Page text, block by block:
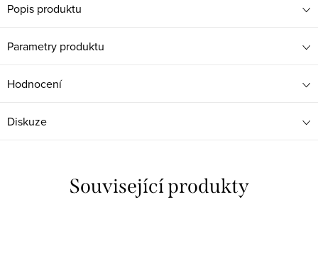
Popis produktu
Parametry produktu
Hodnocení
Diskuze
Související produkty